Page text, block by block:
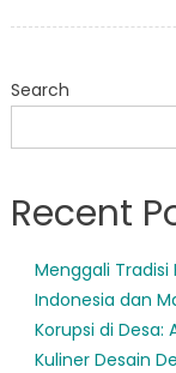
Search
Recent
Menggali Tradisi
Indonesia dan
Korupsi di Desa:
Kuliner Desain